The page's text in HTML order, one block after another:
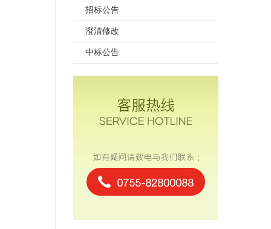
招标公告
澄清修改
中标公告